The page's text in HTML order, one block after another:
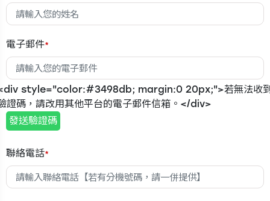
電子郵件*
style="color:#3498db; margin:0 20px;">若無法收
證碼，請改用其他平台的電子郵件信箱。</div>
發送驗證碼
聯絡電話*